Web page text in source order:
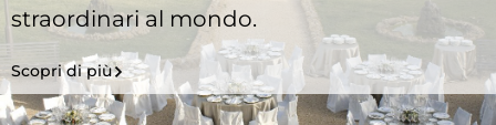
straordinari al mondo.
Scopri di più